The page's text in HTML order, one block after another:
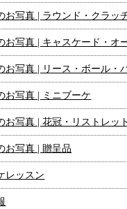
お写真 | ラウンド・クラッ
お写真 | キャスケード・オ
お写真 | リース・ボール・
お写真 | ミニブーケ
お写真 | 花冠・リストレッ
お写真 | 贈呈品
レッスン